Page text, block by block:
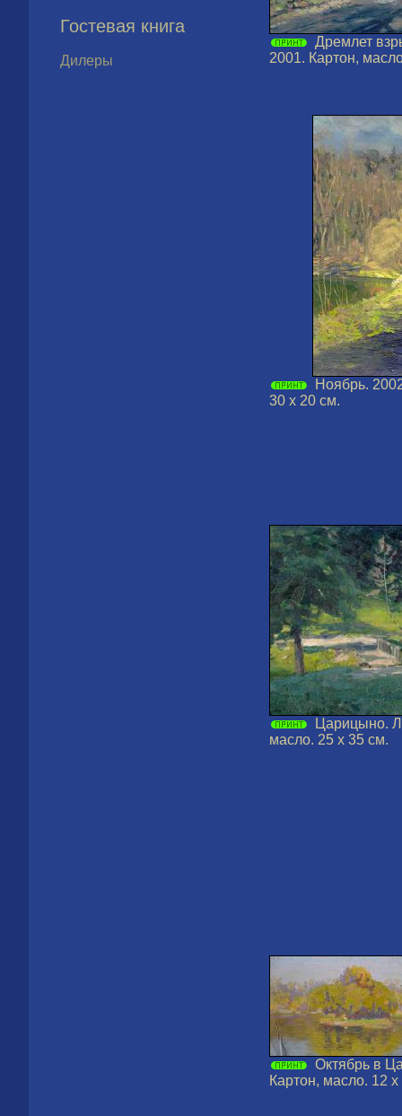
Гостевая книга
Дилеры
Дремлет
2001. Картон,
Ноябрь.
30 х 20 см.
Царицыно.
масло. 25 х 35 см.
Октябрь в
Картон, масло. 12